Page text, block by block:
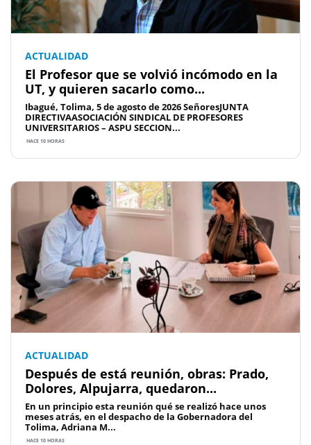
ACTUALIDAD
El Profesor que se volvió incómodo en la
UT, y quieren sacarlo como...
Ibagué, Tolima, 5 de agosto de 2026 SeñoresJUNTA
DIRECTIVAASOCIACIÓN SINDICAL DE PROFESORES
UNIVERSITARIOS – ASPU SECCION...
HACE 10 HORAS
ACTUALIDAD
Después de está reunión, obras: Prado,
Dolores, Alpujarra, quedaron...
En un principio esta reunión qué se realizó hace unos
meses atrás, en el despacho de la Gobernadora del
Tolima, Adriana M...
HACE 10 HORAS